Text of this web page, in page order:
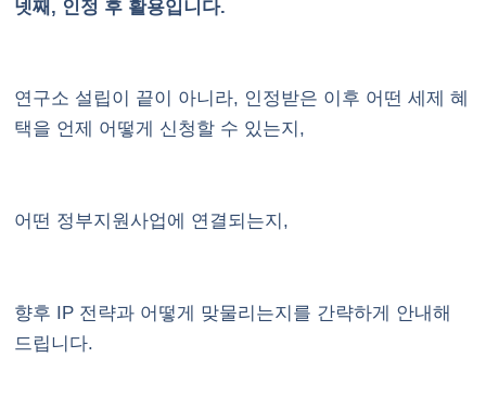
넷째, 인정 후 활용입니다.
연구소 설립이 끝이 아니라, 인정받은 이후 어떤 세제 혜
택을 언제 어떻게 신청할 수 있는지,
어떤 정부지원사업에 연결되는지,
향후 IP 전략과 어떻게 맞물리는지를 간략하게 안내해
드립니다.